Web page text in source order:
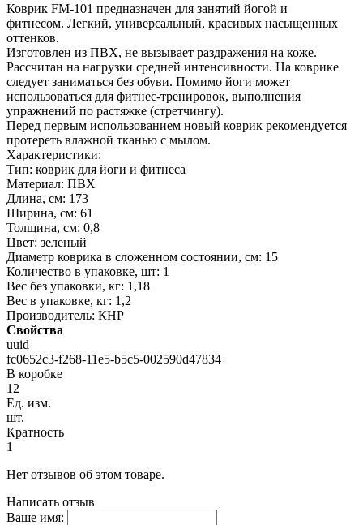
Коврик FM-101 предназначен для занятий йогой и
фитнесом. Легкий, универсальный, красивых насыщенных
оттенков.
Изготовлен из ПВХ, не вызывает раздражения на коже.
Рассчитан на нагрузки средней интенсивности. На коврике
следует заниматься без обуви. Помимо йоги может
использоваться для фитнес-тренировок, выполнения
упражнений по растяжке (стретчингу).
Перед первым использованием новый коврик рекомендуется
протереть влажной тканью с мылом.
Характеристики:
Тип: коврик для йоги и фитнеса
Материал: ПВХ
Длина, см: 173
Ширина, см: 61
Толщина, см: 0,8
Цвет: зеленый
Диаметр коврика в сложенном состоянии, см: 15
Количество в упаковке, шт: 1
Вес без упаковки, кг: 1,18
Вес в упаковке, кг: 1,2
Производитель: КНР
Свойства
uuid
fc0652c3-f268-11e5-b5c5-002590d47834
В коробке
12
Ед. изм.
шт.
Кратность
1
Нет отзывов об этом товаре.
Написать отзыв
Ваше имя: